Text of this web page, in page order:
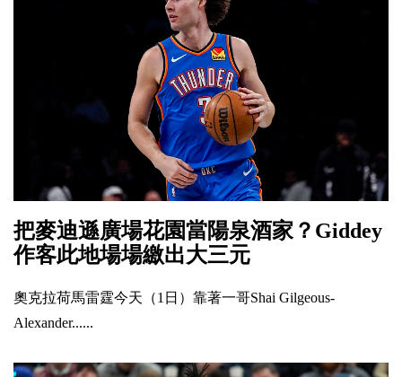
把麥迪遜廣場花園當陽泉酒家？Giddey
作客此地場場繳出大三元
奧克拉荷馬雷霆今天（1日）靠著一哥Shai Gilgeous-
Alexander......